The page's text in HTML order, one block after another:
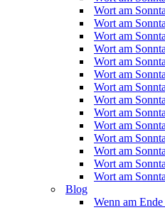
Wort am
Wort am
Wort am
Wort am
Wort am
Wort am
Wort am
Wort am
Wort am
Wort am
Wort am
Wort am
Wort am
Wort am
Blog
Wenn am